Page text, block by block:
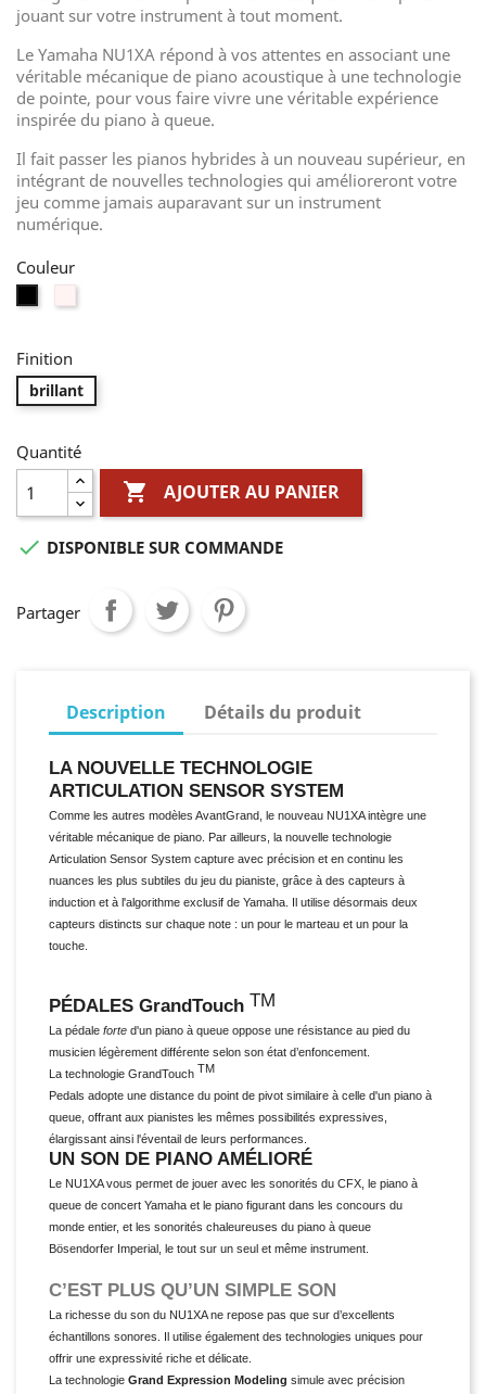
jouant sur votre instrument à tout moment.
Le Yamaha NU1XA répond à vos attentes en associant une
véritable mécanique de piano acoustique à une technologie
de pointe, pour vous faire vivre une véritable expérience
inspirée du piano à queue.
Il fait passer les pianos hybrides à un nouveau supérieur, en
intégrant de nouvelles technologies qui amélioreront votre
jeu comme jamais auparavant sur un instrument
numérique.
Couleur
Finition
brillant
Quantité
 AJOUTER AU PANIER
 DISPONIBLE SUR COMMANDE
Partager
Description Détails du produit
LA NOUVELLE TECHNOLOGIE
ARTICULATION SENSOR SYSTEM
Comme les autres modèles AvantGrand, le nouveau NU1XA intègre une
véritable mécanique de piano. Par ailleurs, la nouvelle technologie
Articulation Sensor System capture avec précision et en continu les
nuances les plus subtiles du jeu du pianiste, grâce à des capteurs à
induction et à l'algorithme exclusif de Yamaha. Il utilise désormais deux
capteurs distincts sur chaque note : un pour le marteau et un pour la
touche.
PÉDALES GrandTouch TM
La pédale forte d'un piano à queue oppose une résistance au pied du
musicien légèrement différente selon son état d’enfoncement.
La technologie GrandTouch TM
Pedals adopte une distance du point de pivot similaire à celle d'un piano à
queue, offrant aux pianistes les mêmes possibilités expressives,
élargissant ainsi l'éventail de leurs performances.
UN SON DE PIANO AMÉLIORÉ
Le NU1XA vous permet de jouer avec les sonorités du CFX, le piano à
queue de concert Yamaha et le piano figurant dans les concours du
monde entier, et les sonorités chaleureuses du piano à queue
Bösendorfer Imperial, le tout sur un seul et même instrument.
C’EST PLUS QU’UN SIMPLE SON
La richesse du son du NU1XA ne repose pas que sur d’excellents
échantillons sonores. Il utilise également des technologies uniques pour
offrir une expressivité riche et délicate.
La technologie Grand Expression Modeling simule avec précision